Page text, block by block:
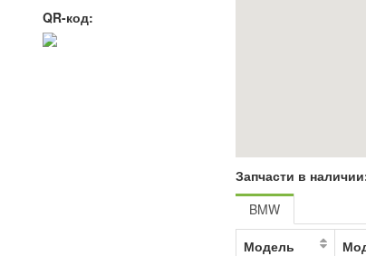
QR-код:
Запчасти в
BMW
Модель